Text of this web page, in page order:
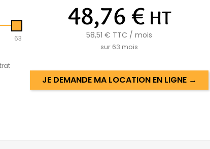
63
48,76 € HT
58,51 € TTC / mois
sur 63 mois
JE DEMANDE MA LOCATION EN LIGNE →